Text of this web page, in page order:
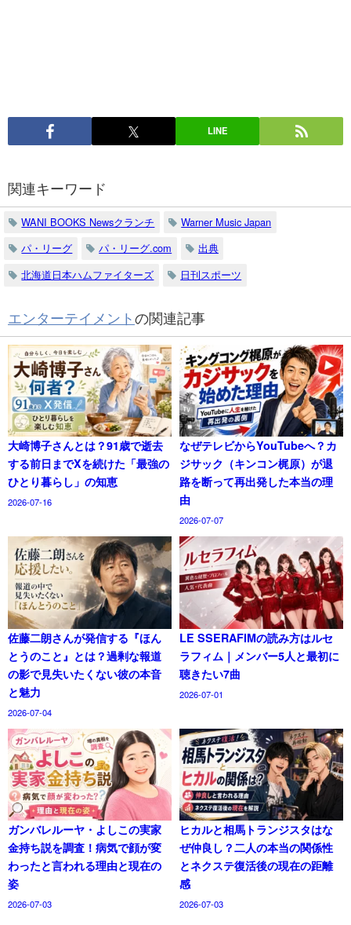
LINE
関連キーワード
WANI BOOKS Newsクランチ
Warner Music Japan
パ・リーグ
パ・リーグ.com
出典
北海道日本ハムファイターズ
日刊スポーツ
エンターテイメントの関連記事
大崎博子さんとは？91歳で逝去
する前日までXを続けた「最強の
ひとり暮らし」の知恵
2026-07-16
なぜテレビからYouTubeへ？カ
ジサック（キンコン梶原）が退
路を断って再出発した本当の理
由
2026-07-07
佐藤二朗さんが発信する『ほん
とうのこと』とは？過剰な報道
の影で見失いたくない彼の本音
と魅力
2026-07-04
LE SSERAFIMの読み方はルセ
ラフィム｜メンバー5人と最初に
聴きたい7曲
2026-07-01
ガンバレルーヤ・よしこの実家
金持ち説を調査！病気で顔が変
わったと言われる理由と現在の
姿
2026-07-03
ヒカルと相馬トランジスタはな
ぜ仲良し？二人の本当の関係性
とネクステ復活後の現在の距離
感
2026-07-03